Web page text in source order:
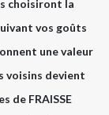
choisiront la
vos goûts
une valeur
voisins devient
de FRAISSE